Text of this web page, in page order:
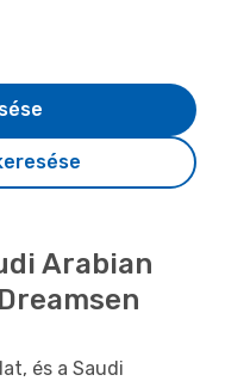
Arabian
és a Saudi